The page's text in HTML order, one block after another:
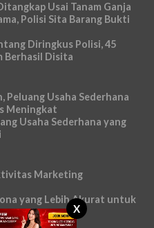
X
Usai Tanam Ganja
Polisi Sita Barang Bukti
Diringkus Polisi, 45
Berhasil Disita
Peluang Usaha Sederhana
Meningkat
Usaha Sederhana yang
Marketing
yang Lebih Akurat untuk